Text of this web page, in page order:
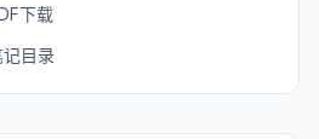
下载
目录